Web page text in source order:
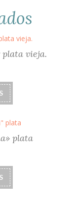
vieja.
Este
producto
tiene
variantes.
Las
opciones
pueden
elegir
en
plata
Este
producto
tiene